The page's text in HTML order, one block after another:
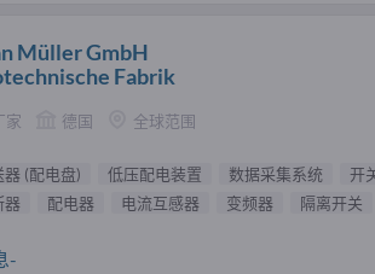
Müller GmbH
Fabrik
家 德国 全球范围
器 (配电盘) 低压配电装置 数据采集系统 开
器
配电器 电流互感器 变频器 隔离开关
-